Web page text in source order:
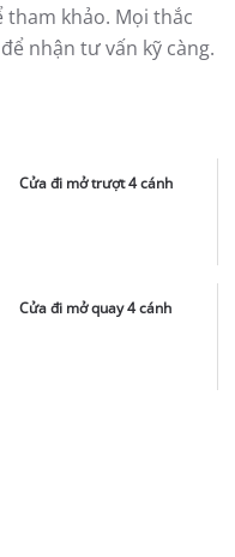
tham khảo. Mọi thắc
nhận tư vấn kỹ càng.
Cửa đi mở trượt 4 cánh
Cửa đi mở quay 4 cánh